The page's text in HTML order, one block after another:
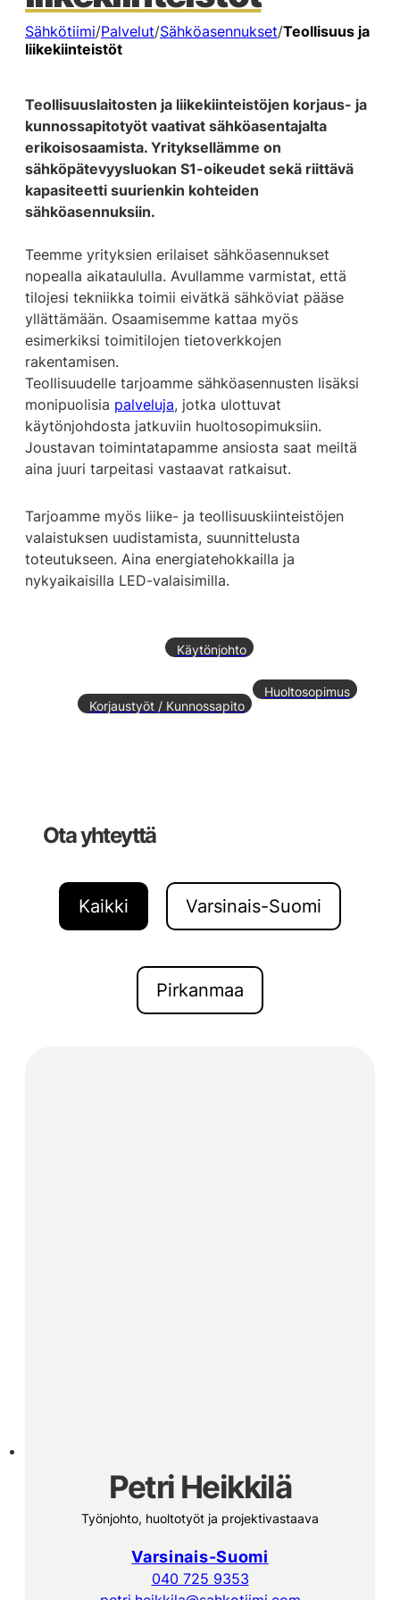
Sähkötiimi/Palvelut/Sähköasennukset/Teollisuus ja
liikekiinteistöt
Teollisuuslaitosten ja liikekiinteistöjen korjaus- ja
kunnossapitotyöt vaativat sähköasentajalta
erikoisosaamista. Yrityksellämme on
sähköpätevyysluokan S1-oikeudet sekä riittävä
kapasiteetti suurienkin kohteiden
sähköasennuksiin.
Teemme yrityksien erilaiset sähköasennukset
nopealla aikataululla. Avullamme varmistat, että
tilojesi tekniikka toimii eivätkä sähköviat pääse
yllättämään. Osaamisemme kattaa myös
esimerkiksi toimitilojen tietoverkkojen
rakentamisen.
Teollisuudelle tarjoamme sähköasennusten lisäksi
monipuolisia palveluja, jotka ulottuvat
käytönjohdosta jatkuviin huoltosopimuksiin.
Joustavan toimintatapamme ansiosta saat meiltä
aina juuri tarpeitasi vastaavat ratkaisut.
Tarjoamme myös liike- ja teollisuuskiinteistöjen
valaistuksen uudistamista, suunnittelusta
toteutukseen. Aina energiatehokkailla ja
nykyaikaisilla LED-valaisimilla.
Käytönjohto
Huoltosopimus
Korjaustyöt / Kunnossapito
Ota yhteyttä
Kaikki Varsinais-Suomi
Pirkanmaa
Petri Heikkilä
Työnjohto, huoltotyöt ja projektivastaava
Varsinais-Suomi
040 725 9353